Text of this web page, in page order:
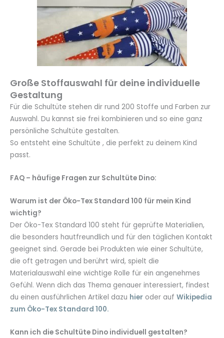
Große Stoffauswahl für deine individuelle
Gestaltung
Für die Schultüte stehen dir rund 200 Stoffe und Farben zur
Auswahl. Du kannst sie frei kombinieren und so eine ganz
persönliche Schultüte gestalten.
So entsteht eine Schultüte , die perfekt zu deinem Kind
passt.
FAQ – häufige Fragen zur Schultüte Dino:
Warum ist der Öko-Tex Standard 100 für mein Kind
wichtig?
Der Öko-Tex Standard 100 steht für geprüfte Materialien,
die besonders hautfreundlich und für den täglichen Kontakt
geeignet sind. Gerade bei Produkten wie einer Schultüte,
die oft getragen und berührt wird, spielt die
Materialauswahl eine wichtige Rolle für ein angenehmes
Gefühl. Wenn dich das Thema genauer interessiert, findest
du einen ausführlichen Artikel dazu hier oder auf Wikipedia
zum Öko-Tex Standard 100.
Kann ich die Schultüte Dino individuell gestalten?